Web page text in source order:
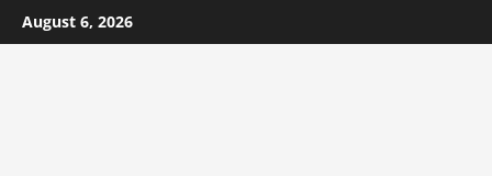
Skip
to
August 6, 2026